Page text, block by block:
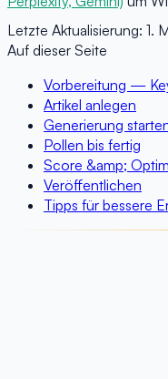
Letzte Aktualisierung: 1.
Auf dieser Seite
Vorbereitung —
Artikel anlegen
Generierung
Pollen bis fertig
Score &amp;
Veröffentlichen
Tipps für bessere